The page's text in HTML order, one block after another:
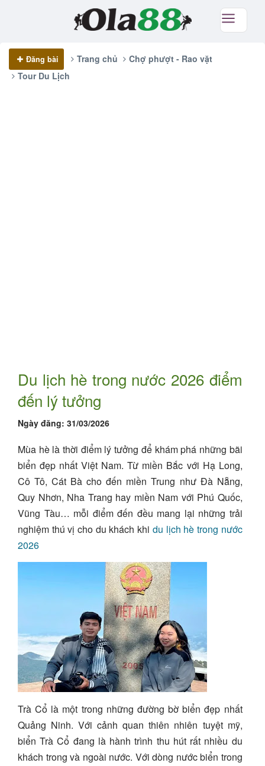
Đăng bài Trang chủ
Chợ phượt - Rao vặt
Tour Du Lịch
Du lịch hè trong nước 2026 điểm
đến lý tưởng
Ngày đăng: 31/03/2026
Mùa hè là thời điểm lý tưởng để khám phá những bãi
biển đẹp nhất Việt Nam. Từ miền Bắc với Hạ Long,
Cô Tô, Cát Bà cho đến miền Trung như Đà Nẵng,
Quy Nhơn, Nha Trang hay miền Nam với Phú Quốc,
Vũng Tàu… mỗi điểm đến đều mang lại những trải
nghiệm thú vị cho du khách khi du lịch hè trong nước
2026
Trà Cổ là một trong những đường bờ biển đẹp nhất
Quảng Ninh. Với cảnh quan thiên nhiên tuyệt mỹ,
biển Trà Cổ đang là hành trình thu hút rất nhiều du
khách trong và ngoài nước. Với dòng nước biển trong